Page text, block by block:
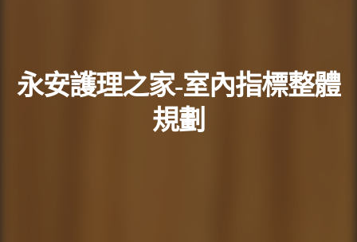
永安護理之家-室內指標整體
規劃